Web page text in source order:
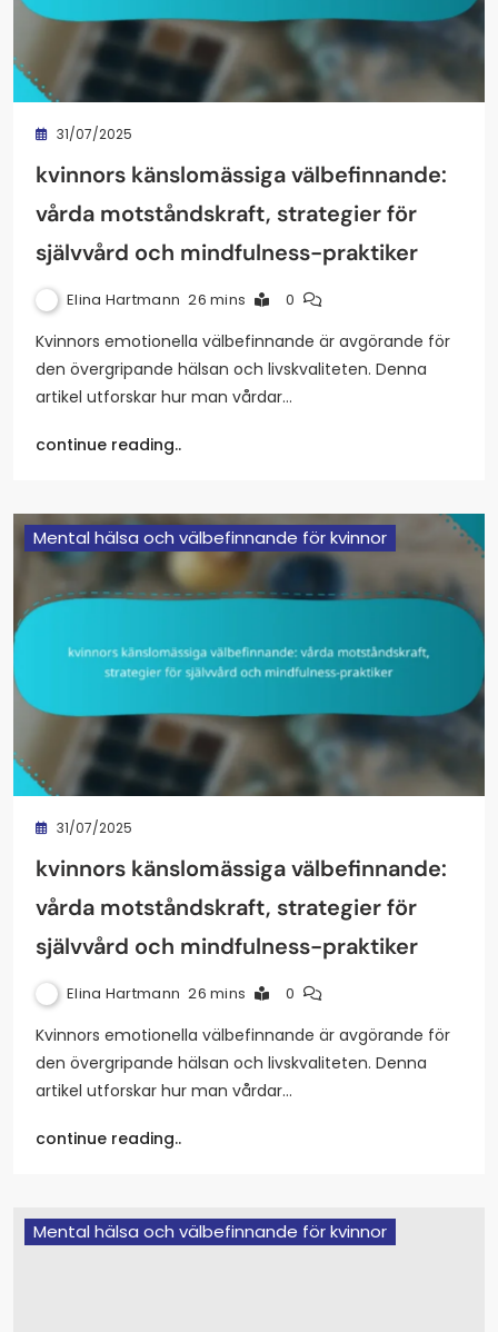
31/07/2025
kvinnors känslomässiga välbefinnande:
vårda motståndskraft, strategier för
självvård och mindfulness-praktiker
Elina Hartmann 26 mins 0
Kvinnors emotionella välbefinnande är avgörande för
den övergripande hälsan och livskvaliteten. Denna
artikel utforskar hur man vårdar…
continue reading..
Mental hälsa och välbefinnande för kvinnor
31/07/2025
kvinnors känslomässiga välbefinnande:
vårda motståndskraft, strategier för
självvård och mindfulness-praktiker
Elina Hartmann 26 mins 0
Kvinnors emotionella välbefinnande är avgörande för
den övergripande hälsan och livskvaliteten. Denna
artikel utforskar hur man vårdar…
continue reading..
Mental hälsa och välbefinnande för kvinnor